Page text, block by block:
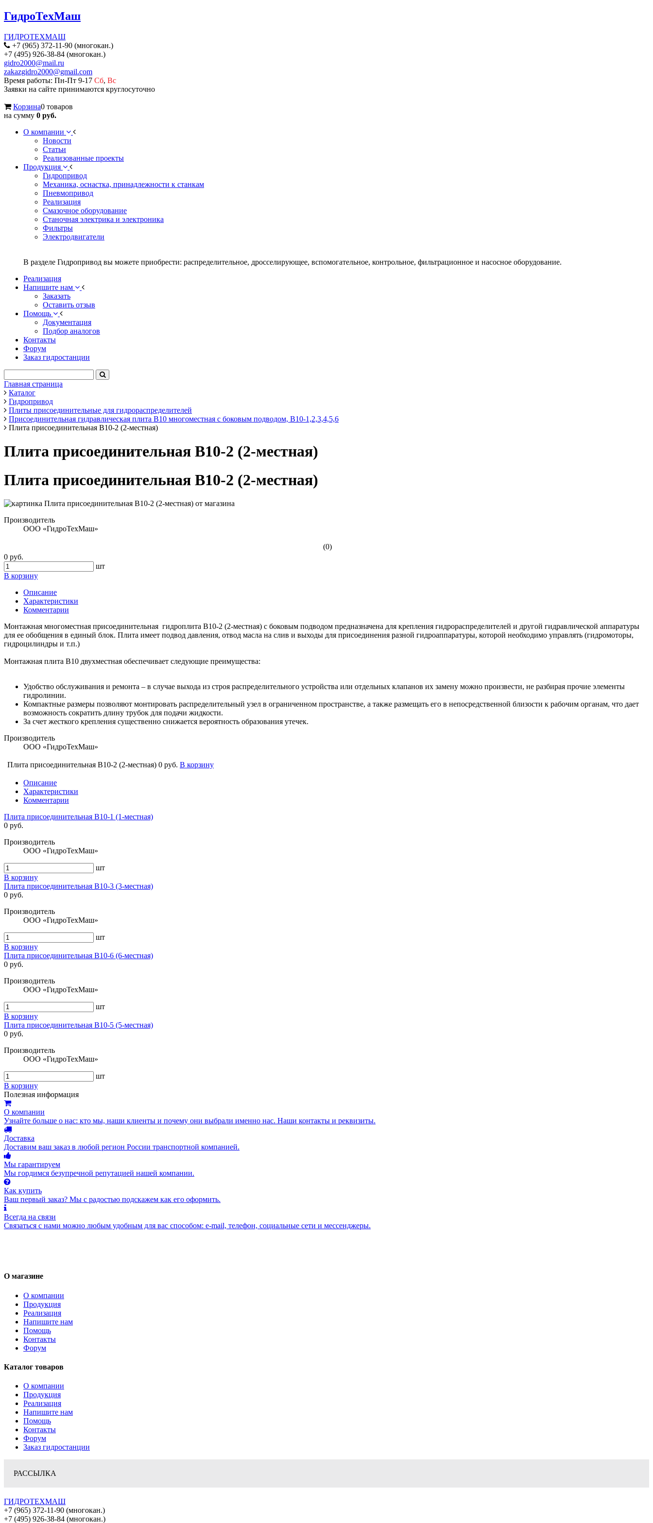
ГидроТехМаш
ГИДРОТЕХМАШ
+7 (965) 372-11-90 (многокан.)
+7 (495) 926-38-84 (многокан.)
gidro2000@mail.ru
zakazgidro2000@gmail.com
Время работы: Пн-Пт 9-17 Сб, Вс
Заявки на сайте принимаются круглосуточно
Корзина0 товаров
на сумму 0 руб.
О компании
Новости
Статьи
Реализованные проекты
Продукция
Гидропривод
Механика, оснастка, принадлежности к станкам
Пневмопривод
Реализация
Смазочное оборудование
Станочная электрика и электроника
Фильтры
Электродвигатели
В разделе Гидропривод вы можете приобрести: распределительное, дросселирующее, вспомогательное, контрольное, фильтрационное и насосное оборудование.
Реализация
Напишите нам
Заказать
Оставить отзыв
Помощь
Документация
Подбор аналогов
Контакты
Форум
Заказ гидростанции
Главная страница
Каталог
Гидропривод
Плиты присоединительные для гидрораспределителей
Присоединительная гидравлическая плита В10 многоместная с боковым подводом, В10-1,2,3,4,5,6
Плита присоединительная В10-2 (2-местная)
Плита присоединительная В10-2 (2-местная)
Плита присоединительная В10-2 (2-местная)
Производитель
ООО «ГидроТехМаш»
(0)
0 руб.
шт
В корзину
Описание
Характеристики
Комментарии
Монтажная многоместная присоединительная гидроплита В10-2 (2-местная) с боковым подводом предназначена для крепления гидрораспределителей и другой гидравлической аппаратуры
для ее обобщения в единый блок. Плита имеет подвод давления, отвод масла на слив и выходы для присоединения разной гидроаппаратуры, которой необходимо управлять (гидромоторы,
гидроцилиндры и т.п.)
Монтажная плита В10 двухместная обеспечивает следующие преимущества:
Удобство обслуживания и ремонта – в случае выхода из строя распределительного устройства или отдельных клапанов их замену можно произвести, не разбирая прочие элементы
гидролинии.
Компактные размеры позволяют монтировать распределительный узел в ограниченном пространстве, а также размещать его в непосредственной близости к рабочим органам, что дает
возможность сократить длину трубок для подачи жидкости.
За счет жесткого крепления существенно снижается вероятность образования утечек.
Производитель
ООО «ГидроТехМаш»
Плита присоединительная В10-2 (2-местная) 0 руб. В корзину
Описание
Характеристики
Комментарии
Плита присоединительная В10-1 (1-местная)
0 руб.
Производитель
ООО «ГидроТехМаш»
шт
В корзину
Плита присоединительная В10-3 (3-местная)
0 руб.
Производитель
ООО «ГидроТехМаш»
шт
В корзину
Плита присоединительная В10-6 (6-местная)
0 руб.
Производитель
ООО «ГидроТехМаш»
шт
В корзину
Плита присоединительная В10-5 (5-местная)
0 руб.
Производитель
ООО «ГидроТехМаш»
шт
В корзину
Полезная информация
О компании
Узнайте больше о нас: кто мы, наши клиенты и почему они выбрали именно нас. Наши контакты и реквизиты.
Доставка
Доставим ваш заказ в любой регион России транспортной компанией.
Мы гарантируем
Мы гордимся безупречной репутацией нашей компании.
Как купить
Ваш первый заказ? Мы с радостью подскажем как его оформить.
Всегда на связи
Связаться с нами можно любым удобным для вас способом: e-mail, телефон, социальные сети и мессенджеры.
О магазине
О компании
Продукция
Реализация
Напишите нам
Помощь
Контакты
Форум
Каталог товаров
О компании
Продукция
Реализация
Напишите нам
Помощь
Контакты
Форум
Заказ гидростанции
РАССЫЛКА
ГИДРОТЕХМАШ
+7 (965) 372-11-90 (многокан.)
+7 (495) 926-38-84 (многокан.)